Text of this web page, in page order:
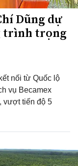
Dũng dự
trình trọng
nối từ Quốc lộ
vụ Becamex
vượt tiến độ 5